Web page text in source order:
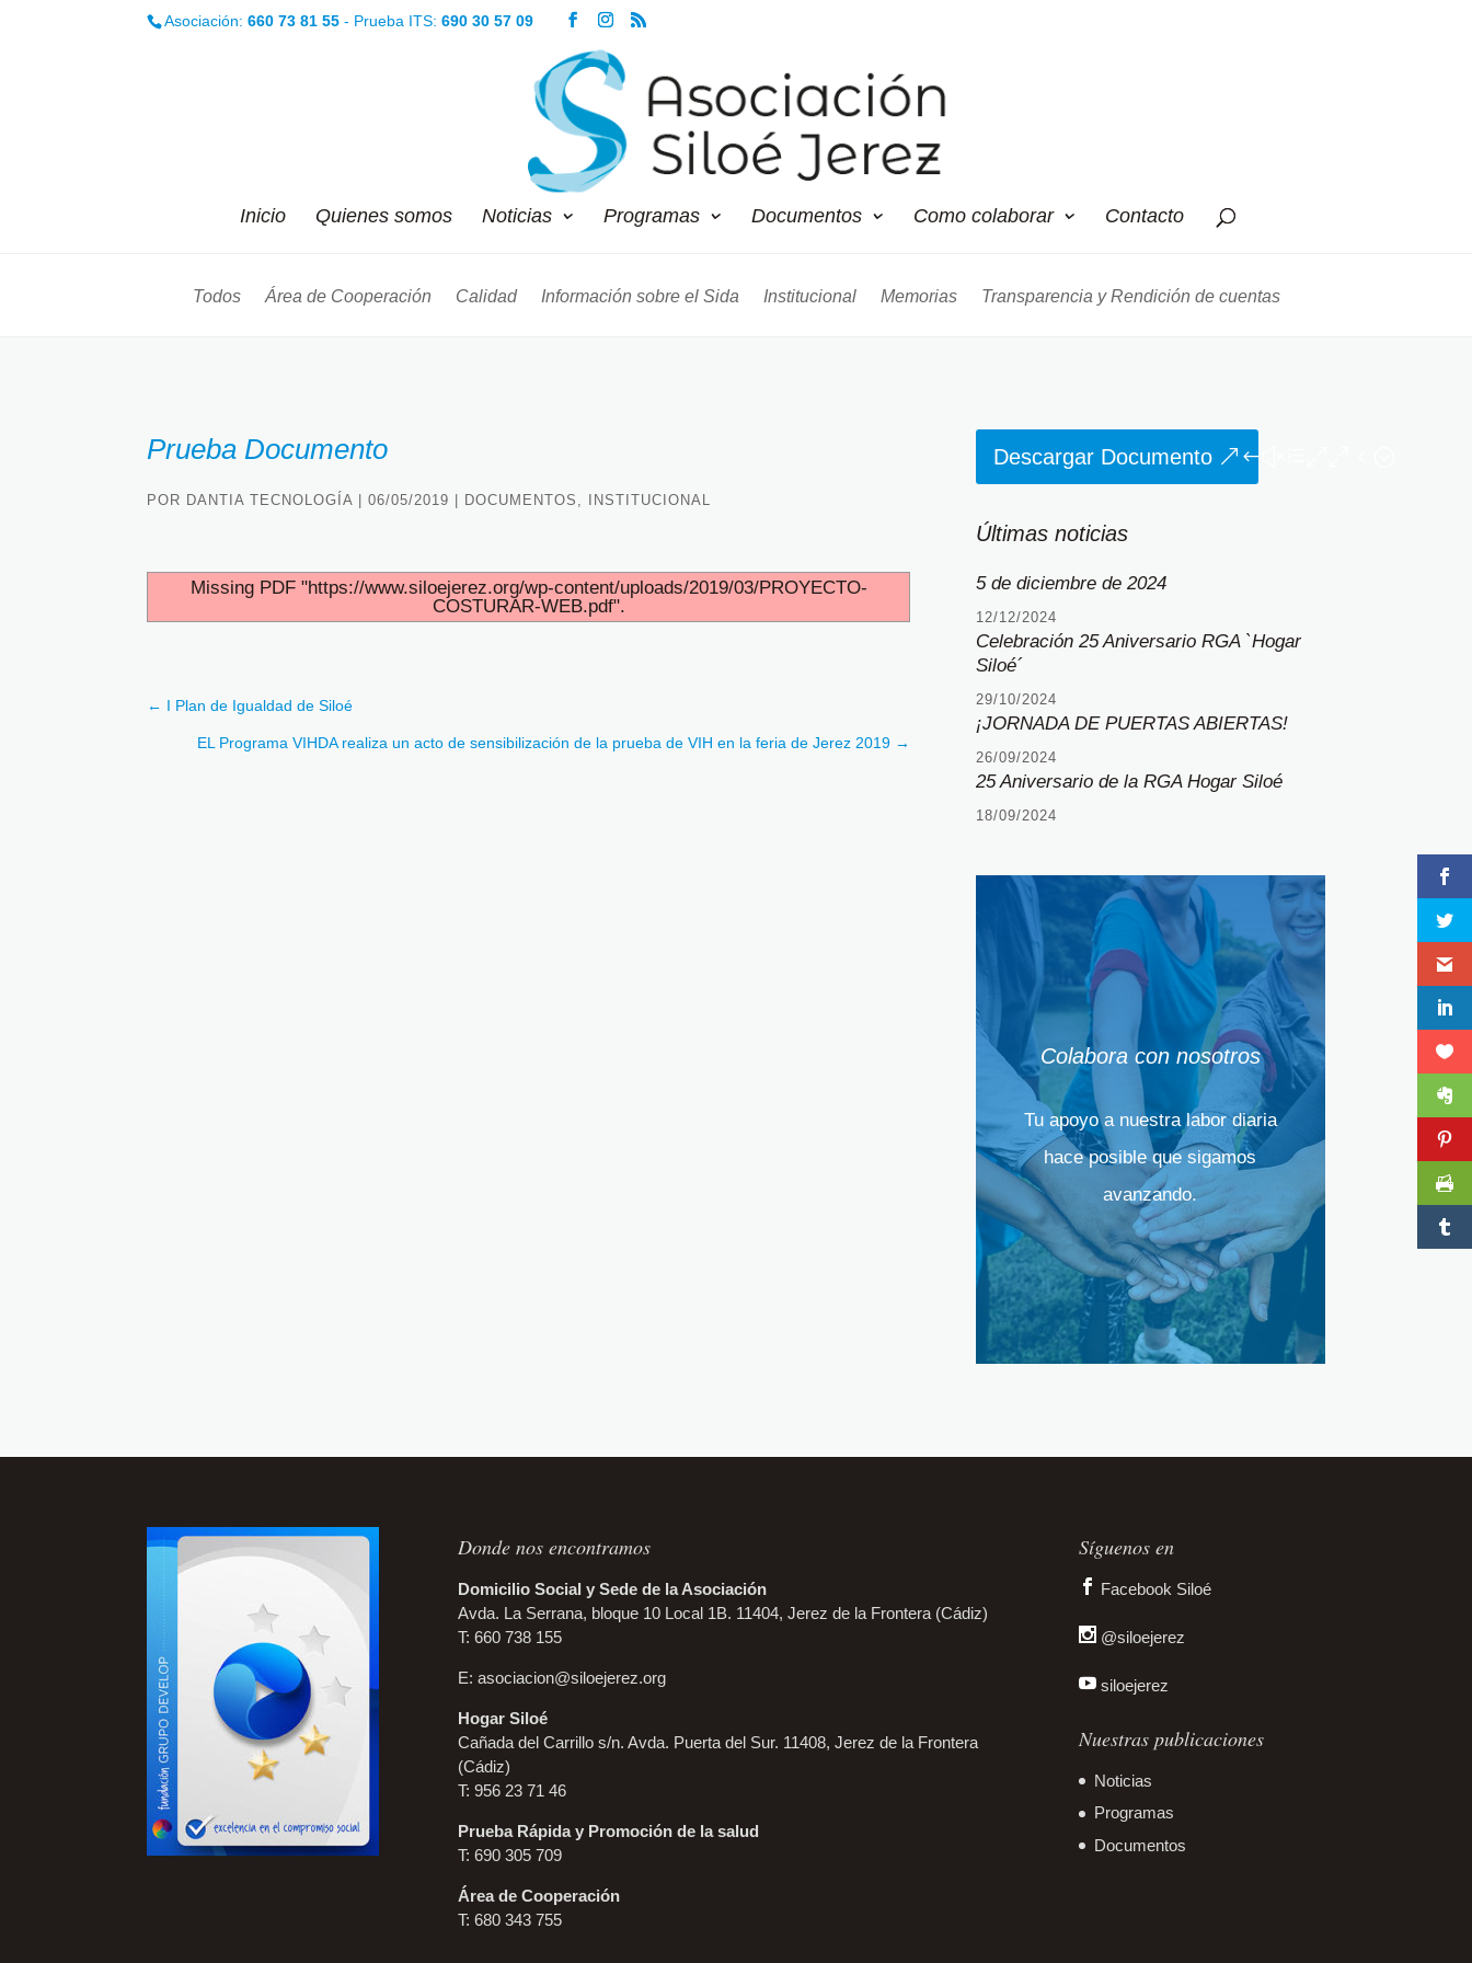
Asociación:660 73 81 55 - Prueba ITS:690 30 57 09
Inicio Quienes somos Noticias Programas Documentos Como colaborar Contacto
Todos Área de Cooperación Calidad Información sobre el Sida Institucional Memorias Transparencia y Rendición de cuentas
Prueba Documento
POR DANTIA TECNOLOGÍA |06/05/2019 DOCUMENTOS , INSTITUCIONAL
Missing PDF "https://www.siloejerez.org/wp-content/uploads/2019/03/PROYECTO-
COSTURAR-WEB.pdf".
← I Plan de Igualdad de Siloé
EL Programa VIHDA realiza un acto de sensibilización de la prueba de VIH en la feria de Jerez 2019 →
Descargar Documento
Últimas noticias
5 de diciembre de 2024
12/12/2024
Celebración 25 Aniversario RGA `Hogar
Siloé´
29/10/2024
¡JORNADA DE PUERTAS ABIERTAS!
26/09/2024
25 Aniversario de la RGA Hogar Siloé
18/09/2024
Colabora con nosotros
Tu apoyo a nuestra labor diaria
hace posible que sigamos
avanzando.
Donde nos encontramos
Domicilio Social y Sede de la Asociación
Avda. La Serrana, bloque 10 Local 1B. 11404, Jerez de la Frontera (Cádiz)
T: 660 738 155
E: asociacion@siloejerez.org
Hogar Siloé
Cañada del Carrillo s/n. Avda. Puerta del Sur. 11408, Jerez de la Frontera
(Cádiz)
T: 956 23 71 46
Prueba Rápida y Promoción de la salud
T: 690 305 709
Área de Cooperación
T: 680 343 755
Síguenos en
Facebook Siloé
@siloejerez
siloejerez
Nuestras publicaciones
Noticias
Programas
Documentos